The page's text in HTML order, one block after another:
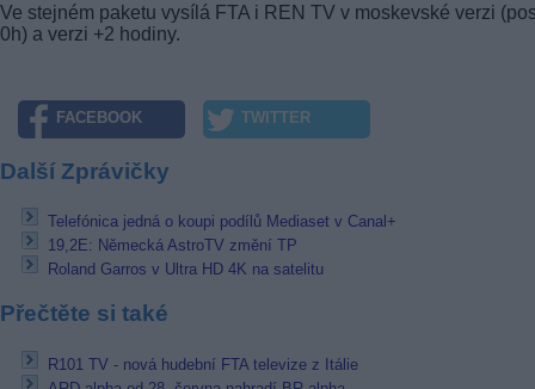
Ve stejném paketu vysílá FTA i REN TV v moskevské verzi
0h) a verzi +2 hodiny.
FACEBOOK TWITTER
Další Zprávičky
Telefónica jedná o koupi podílů Mediaset v Canal+
19,2E: Německá AstroTV změní TP
Roland Garros v Ultra HD 4K na satelitu
Přečtěte si také
R101 TV - nová hudební FTA televize z Itálie